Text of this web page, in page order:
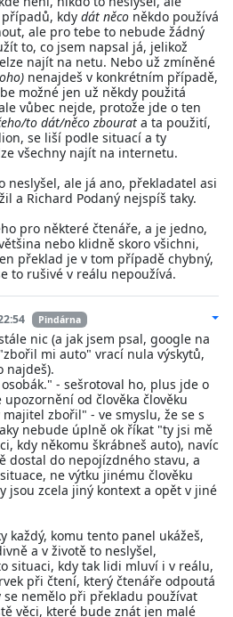
kdy dát něco někdo používá
ale pro tebe to nebude žádný
to, co jsem napsal já, jelikož
najít na netu. Nebo už zmíněné
nenajdeš v konkrétním případě,
možné jen už někdy použitá
vůbec nejde, protože jde o ten
to dát/něco zbourat a ta použití,
se liší podle situací a ty
všechny najít na internetu.
neslyšel, ale já ano, překladatel asi
a Richard Podaný nejspíš taky.
pro některé čtenáře, a je jedno,
nebo klidně skoro všichni,
překlad je v tom případě chybný,
to rušivé v reálu nepoužívá.
Pindárna
nic (a jak jsem psal, google na
mi auto" vrací nula výskytů,
najdeš).
- sešrotoval ho, plus jde o
od člověka člověku
zbořil" - ve smyslu, že se s
nebude úplně ok říkat "ty jsi mě
kdy někomu škrábneš auto), navíc
dostal do nepojízdného stavu, a
ne výtku jinému člověku
jsou zcela jiný kontext a opět v jiné
každý, komu tento panel ukážeš,
a v životě to neslyšel,
situaci, kdy tak lidi mluví i v reálu,
při čtení, který čtenáře odpoutá
se nemělo při překladu používat
věci, které bude znát jen malé